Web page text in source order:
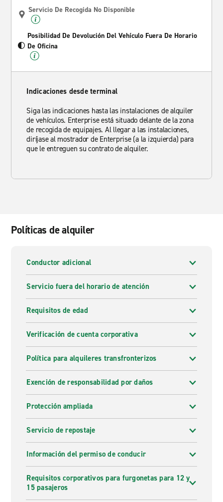
Servicio De Recogida No Disponible
Posibilidad De Devolución Del Vehículo Fuera De Horario
De Oficina
Indicaciones desde terminal
Siga las indicaciones hasta las instalaciones de alquiler
de vehículos. Enterprise está situado delante de la zona
de recogida de equipajes. Al llegar a las instalaciones,
diríjase al mostrador de Enterprise (a la izquierda) para
que le entreguen su contrato de alquiler.
Políticas de alquiler
Conductor adicional
Servicio fuera del horario de atención
Requisitos de edad
Verificación de cuenta corporativa
Política para alquileres transfronterizos
Exención de responsabilidad por daños
Protección ampliada
Servicio de repostaje
Información del permiso de conducir
Requisitos corporativos para furgonetas para 12 y
15 pasajeros